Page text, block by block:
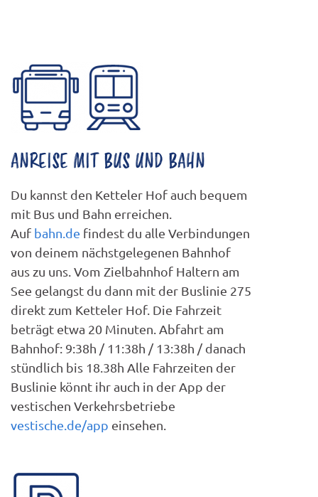
ANREISE MIT BUS UND BAHN
Du kannst den Ketteler Hof auch bequem
mit Bus und Bahn erreichen.
Auf bahn.de findest du alle Verbindungen
von deinem nächstgelegenen Bahnhof
aus zu uns. Vom Zielbahnhof Haltern am
See gelangst du dann mit der Buslinie 275
direkt zum Ketteler Hof. Die Fahrzeit
beträgt etwa 20 Minuten. Abfahrt am
Bahnhof: 9:38h / 11:38h / 13:38h / danach
stündlich bis 18.38h Alle Fahrzeiten der
Buslinie könnt ihr auch in der App der
vestischen Verkehrsbetriebe
vestische.de/app einsehen.